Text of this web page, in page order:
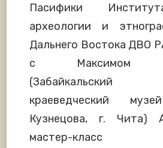
Пасифики
археологии и
Дальнего Востока ДВО
с Максимом
краеведческий
Кузнецова, г. Чита)
мастер-класс